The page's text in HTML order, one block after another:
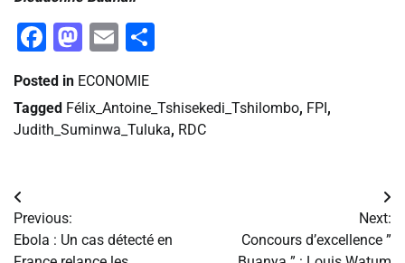
Facebook
Mastodon
Email
Posted in ECONOMIE
Tagged Félix_Antoine_Tshisekedi_Tshilombo, FPI,
Judith_Suminwa_Tuluka, RDC
Navigation
de
Previous:
Ebola : Un cas détecté en
Next:
Concours d’excellence ”